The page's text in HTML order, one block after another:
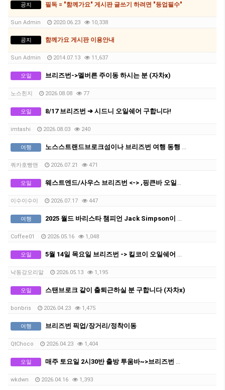
공지 필독 = "함께가요" 게시판 글쓰기 하려면 "등업필수"
Sun Admin 2020.06.23 10,338
공지 함께가요 게시판 이용안내
Sun Admin 2014.07.13 11,637
오일 브리즈번->멜버른 주이동 하시는 분 (자차x)
노스힌지 2026.08.08 77
오일 8/17 브리즈번 ➔ 시드니 오일쉐어 구합니다!
imtashi 2026.08.03 240
여행 노스스트랜드브로크섬이나 브리즈번 여행 동행 구해요~
쿼카호빵맨 2026.07.21 471
오일 웨스트엔드/사우스 브리즈번 <-> ,핑큰바 오일쉐어 구합니다
이수이수이 2026.07.17 447
여행 2025 월드 바리스타 챔피언 Jack Simpson이 브리즈번에 옵니다! - The Hideout Team
Coffee01 2026.05.16 1,048
오일 5월 14일 목요일 브리즈번 -> 킬코이 오일쉐어 구합니다
낙동강오리알 2026.05.13 1,195
오일 스탠브로크 같이 출퇴근하실 분 구합니다 (자차x)
bonbris 2026.04.23 1,475
여행 브리즈번 픽업/장거리/정착이동
QtChoco 2026.04.23 1,404
오일 매주 토요일 2시30반 출방 투움바~>브리즈번 오일쉐어 구합니다
wkdwn 2026.04.16 1,393